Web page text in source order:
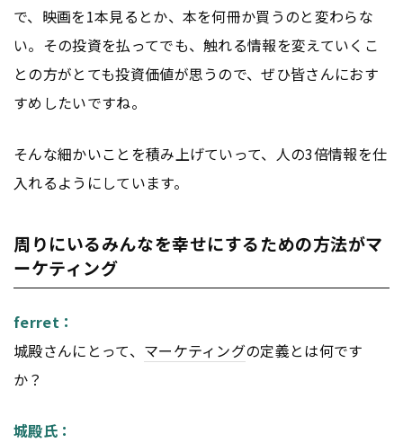
で、映画を1本見るとか、本を何冊か買うのと変わらな
い。その投資を払ってでも、触れる情報を変えていくこ
との方がとても投資価値が思うので、ぜひ皆さんにおす
すめしたいですね。
そんな細かいことを積み上げていって、人の3倍情報を仕
入れるようにしています。
周りにいるみんなを幸せにするための方法がマ
ーケティング
ferret：
城殿さんにとって、 マーケティングの定義とは何です
か？
城殿氏：